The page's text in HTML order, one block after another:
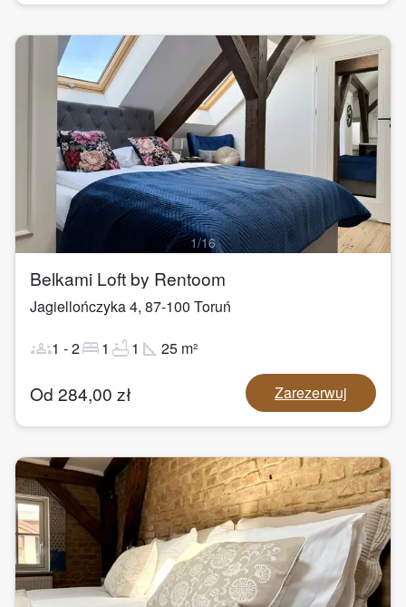
1/16
Belkami Loft by Rentoom
Jagiellończyka 4, 87-100 Toruń
groups1 -2bed1 bathtub1 square_foot 25 m²
Od 284,00 zł Zarezerwuj